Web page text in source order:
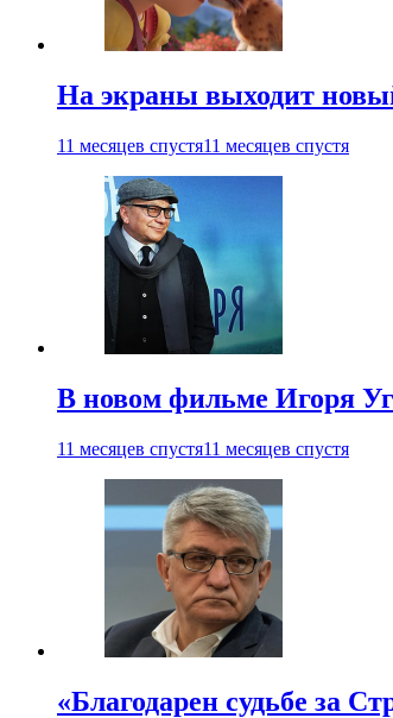
На экраны выходит
11 месяцев спустя11 месяцев спустя
В новом фильме Игоря
11 месяцев спустя11 месяцев спустя
«Благодарен судьбе за